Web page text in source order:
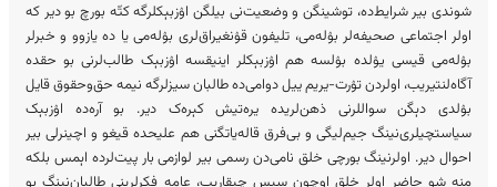
شوندی بیر شرایط‌ده، توشینگن و وضعیت‌نی بیلگن اۉزبېکلرگه کتّه بورچ بو دیر که
اولر اجتماعی صحیفه‌لر بۉله‌می، تلیفون قۉنغیراق‌لری بۉله‌می یا ده یازوو و خبرلر
بۉله‌می قیسی یۉلده بۉلسه هم اۉزبېکلر اینیقسه اۉزبېک طالب‌لرنی بو حقده
آگاه‌لنتیریب، اولردن تۉرت-یریم ییل دوامی‌ده طالبان سیزلرگه نیمه حق‌وحقوق قایل
بۉلدی دېگن سواللرنی ذهن‌لریده یره‌تیش کېره‌ک دیر. بو آره‌ده اۉزبېک
سیاستچیلری‌نینگ جیم‌لیگی و بی‌فرق قاله‌یاتگنی هم علیحده قیغو و اچینرلی بیر
احوال دیر. اولرنینگ بورچی خلق نامی‌دن رسمی بیر لوازمی بار پیت‌لرده اېمس بلکه